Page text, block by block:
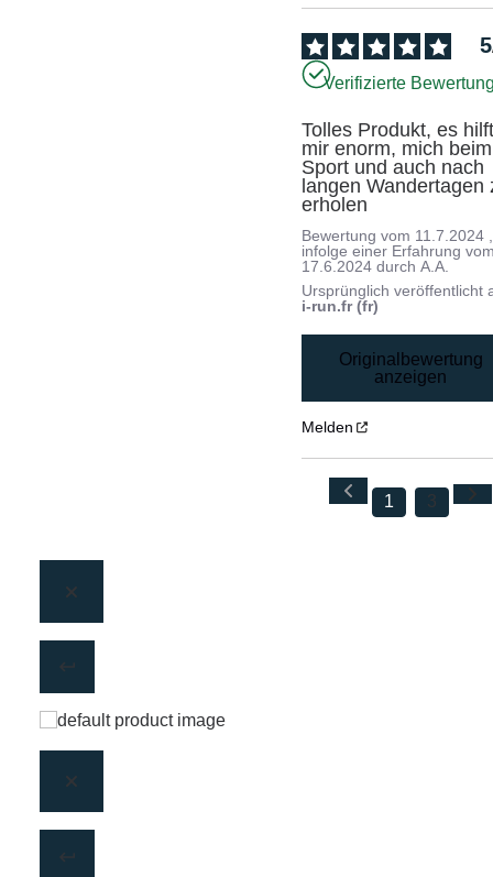
5
Verifizierte
Tolles Produkt, es
mir enorm, mich beim
Sport und auch nach
langen Wandertagen
erholen
Bewertung vom 11.7.2024 ,
infolge einer Erfahrung
17.6.2024 durchA.A.
Ursprünglich veröffentlicht
i-run.fr (fr)
Originalbewertung
anzeigen
Melden
1 3